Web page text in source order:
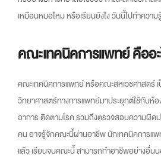
เหมือนหมอไหม หรือเรียนยังไง วันนี้ไปทำคว
คณะเทคนิคการแพทย์ คืออ
คณะเทคนิคการแพทย์ หรือคณะสหเวชศาสตร์
วิทยาศาสตร์ทางการแพทย์มาประยุกต์ใช้กับห้
อาการ ติดตามโรค รวมถึงตรวจสอบความผิด
คน อาจรู้จักคณะนี้ผ่านอาชีพ นักเทคนิคการแ
แล้ว เรียนจบคณะนี้ สามารถทำอาชีพอย่างอื่น